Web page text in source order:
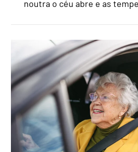
noutra o céu abre e as